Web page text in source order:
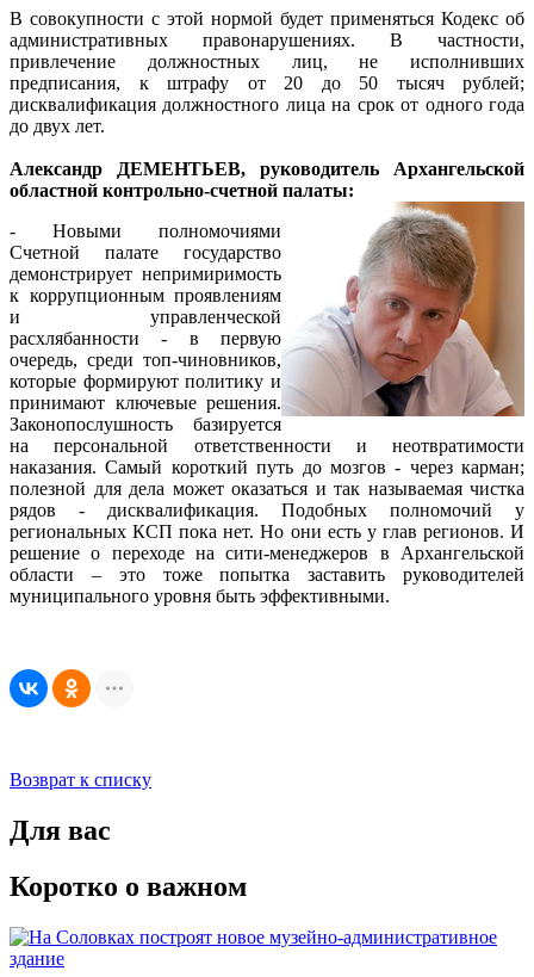
В совокупности с этой нормой будет применяться Кодекс об
административных правонарушениях. В частности,
привлечение должностных лиц, не исполнивших
предписания, к штрафу от 20 до 50 тысяч рублей;
дисквалификация должностного лица на срок от одного года
до двух лет.
Александр ДЕМЕНТЬЕВ, руководитель Архангельской
областной контрольно-счетной палаты:
- Новыми полномочиями
Счетной палате государство
демонстрирует непримиримость
к коррупционным проявлениям
и управленческой
расхлябанности - в первую
очередь, среди топ-чиновников,
которые формируют политику и
принимают ключевые решения.
Законопослушность базируется
на персональной ответственности и неотвратимости
наказания. Самый короткий путь до мозгов - через карман;
полезной для дела может оказаться и так называемая чистка
рядов - дисквалификация. Подобных полномочий у
региональных КСП пока нет. Но они есть у глав регионов. И
решение о переходе на сити-менеджеров в Архангельской
области – это тоже попытка заставить руководителей
муниципального уровня быть эффективными.
Возврат к списку
Для вас
Коротко о важном